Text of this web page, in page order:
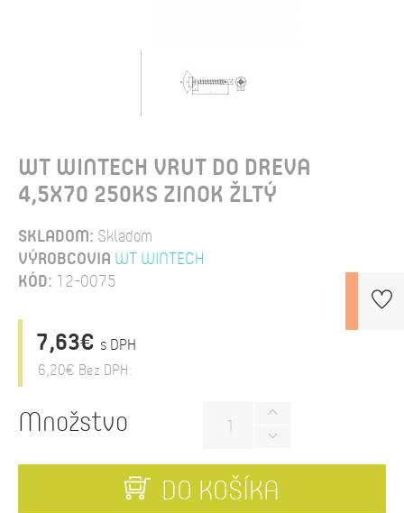
WT WINTECH VRUT DO DREVA
4,5X70 250KS ZINOK ŽLTÝ
SKLADOM: Skladom
VÝROBCOVIA WT WINTECH
KÓD: 12-0075
7,63€ s DPH
6,20€ Bez DPH:
Množstvo
DO KOŠÍKA